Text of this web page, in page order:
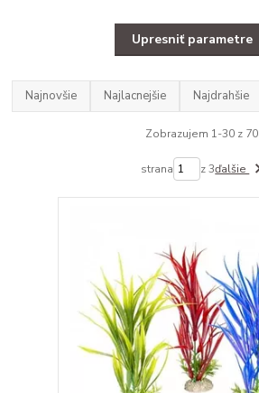
Upresniť parametre
Najnovšie Najlacnejšie Najdrahšie
Zobrazujem 1-30 z 70
strana z 3ďalšie